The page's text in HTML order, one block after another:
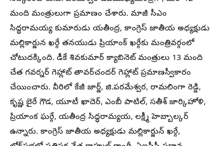
మంది మంత్రులుగా ప్రమాణం చేశారు. మాజీ సీఎం
సిద్ధరామయ్య కుమారుడు యతీంద్ర, కాంగ్రెస్‌ జాతీయ అధ్యక్షుడు
మల్లికార్జున ఖర్గే తనయుడు ప్రియాంక్‌ ఖర్గేకు మంత్రివర్గంలో
చోటుదక్కింది. డీకే శివకుమార్‌ క్యాబినెట్‌ మంత్రులు 13 మంది
చేత గవర్నర్‌ గెహ్లాట్‌ తావర్‌చందర్‌ గెహ్లాట్‌ ప్రమాణస్వీకారం
చేయించారు. వీరిలో కేజీ జార్జ్, జి.పరమేశ్వర, రామలింగా రెడ్డి,
కృష్ణ బైరే గౌడ, యూటీ ఖాదెర్‌, ఎంబీ పాటిల్‌, సతీశ్‌ జార్కిహోళి,
ప్రియాంక ఘర్గే, యతీంద్ర సిద్ధరామ్యయ, లక్ష్మీ హెబ్బాల్కర్‌
ఉన్నారు. కాంగ్రెస్‌ జాతీయ అధ్యక్షుడు మల్లికార్జున్‌ ఖర్గే,